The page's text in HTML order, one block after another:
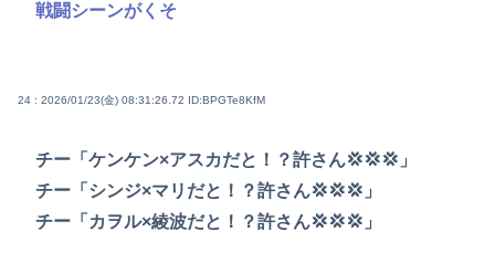
戦闘シーンがくそ
24 : 2026/01/23(金) 08:31:26.72 ID:BPGTe8KfM
チー「ケンケン×アスカだと！？許さん💢💢💢」
チー「シンジ×マリだと！？許さん💢💢💢」
チー「カヲル×綾波だと！？許さん💢💢💢」